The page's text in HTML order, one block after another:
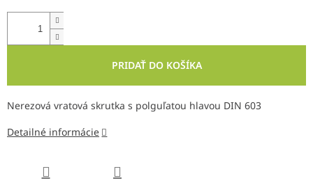
PRIDAŤ DO KOŠÍKA
Nerezová vratová skrutka s polguľatou hlavou DIN 603
Detailné informácie